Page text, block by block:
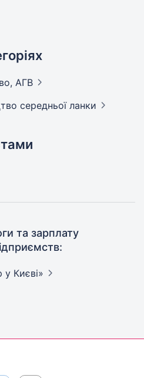
АГВ
середньоїланки
та зарплату
у Києві»